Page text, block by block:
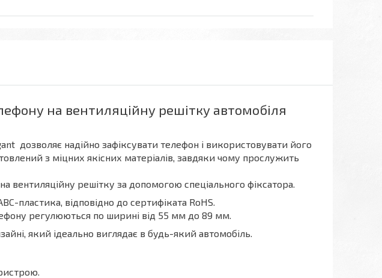
на вентиляційну решітку автомобіля
дозволяє надійно зафіксувати телефон і використовувати його
з міцних якісних матеріалів, завдяки чому прослужить
вентиляційну решітку за допомогою спеціального фіксатора.
пластика, відповідно до сертифіката RoHS.
регулюються по ширині від 55 мм до 89 мм.
який ідеально виглядає в будь-який автомобіль.